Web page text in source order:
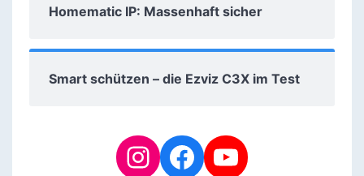
Homematic IP: Massenhaft sicher
Smart schützen – die Ezviz C3X im Test